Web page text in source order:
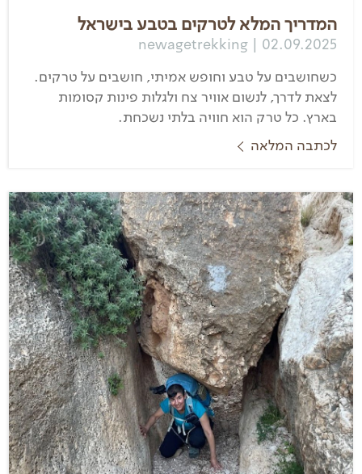
המדריך המלא לטרקים בטבע בישראל
newagetrekking | 02.09.2025
כשחושבים על טבע וחופש אמיתי, חושבים על טרקים.
לצאת לדרך, לנשום אוויר צח ולגלות פינות קסומות
בארץ. כל טרק הוא חוויה בלתי נשכחת.
לכתבה המלאה